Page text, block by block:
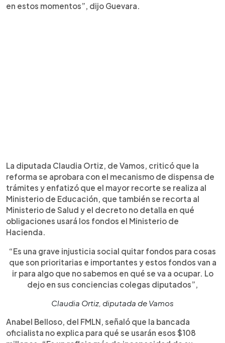
en estos momentos”, dijo Guevara.
La diputada Claudia Ortiz, de Vamos, criticó que la
reforma se aprobara con el mecanismo de dispensa de
trámites y enfatizó que el mayor recorte se realiza al
Ministerio de Educación, que también se recorta al
Ministerio de Salud y el decreto no detalla en qué
obligaciones usará los fondos el Ministerio de
Hacienda.
“Es una grave injusticia social quitar fondos para cosas
que son prioritarias e importantes y estos fondos van a
ir para algo que no sabemos en qué se va a ocupar. Lo
dejo en sus conciencias colegas diputados”,
Claudia Ortiz, diputada de Vamos
Anabel Belloso, del FMLN, señaló que la bancada
oficialista no explica para qué se usarán esos $108